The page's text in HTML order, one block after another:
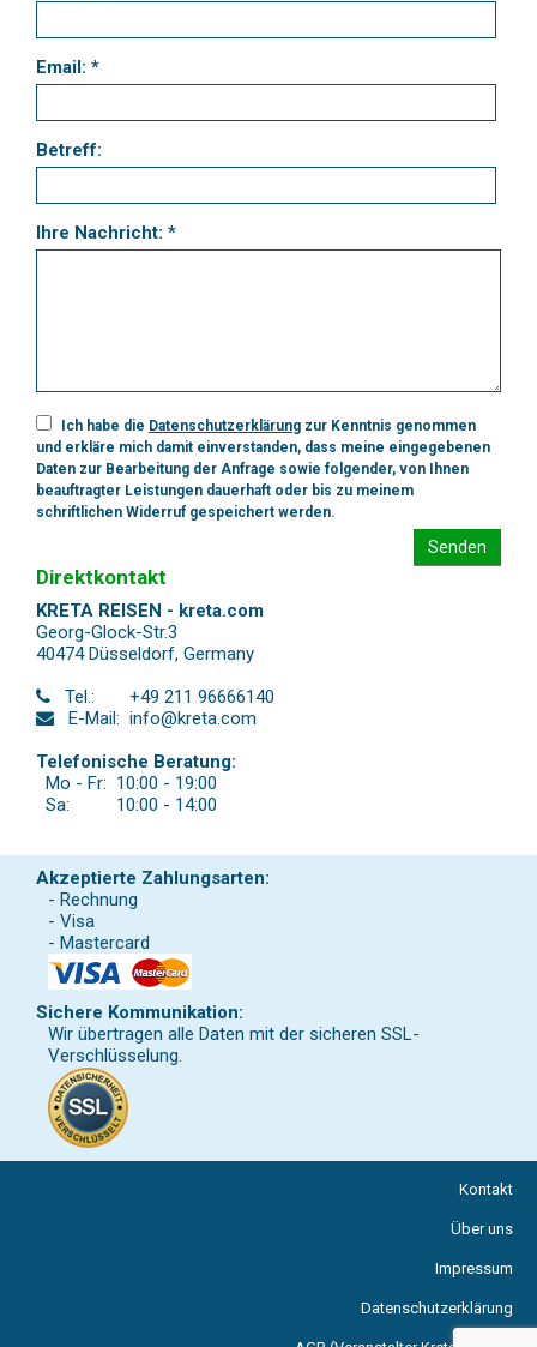
Email: *
Betreff:
Ihre Nachricht: *
Ich habe die Datenschutzerklärung zur Kenntnis genommen
und erkläre mich damit einverstanden, dass meine eingegebenen
Daten zur Bearbeitung der Anfrage sowie folgender, von Ihnen
beauftragter Leistungen dauerhaft oder bis zu meinem
schriftlichen Widerruf gespeichert werden.
Senden
Direktkontakt
KRETA REISEN - kreta.com
Georg-Glock-Str.3
40474 Düsseldorf, Germany
Tel.:
+49 211 96666140
E-Mail: info@kreta.com
Telefonische Beratung:
Mo - Fr: 10:00 - 19:00
Sa:
10:00 - 14:00
Akzeptierte Zahlungsarten:
- Rechnung
- Visa
- Mastercard
Sichere Kommunikation:
Wir übertragen alle Daten mit der sicheren SSL-
Verschlüsselung.
Kontakt
Über uns
Impressum
Datenschutzerklärung